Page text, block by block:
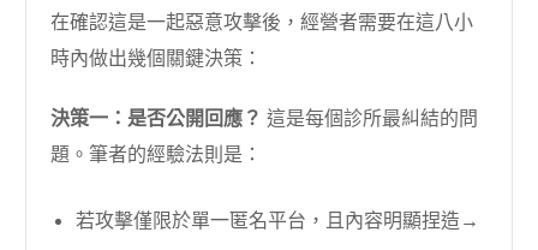
在確認這是一起惡意攻擊後，經營者需要在這八小
時內做出幾個關鍵決策：
決策一：是否公開回應？ 這是每個診所最糾結的問
題。筆者的經驗法則是：
若攻擊僅限於單一匿名平台，且內容明顯捏造→